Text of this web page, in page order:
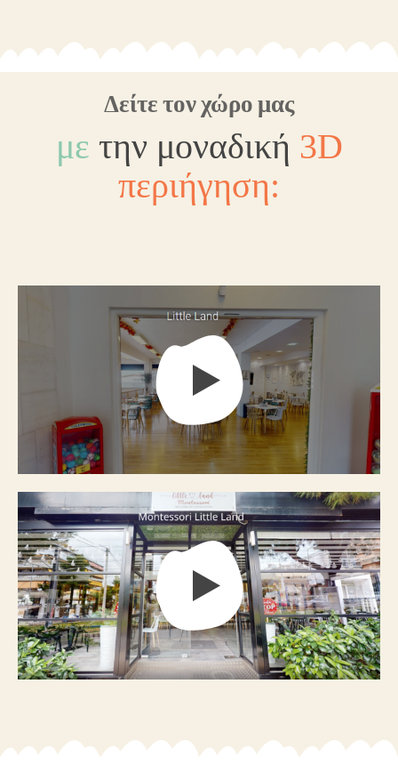
Δείτε τον χώρο μας
με την μοναδική 3D
περιήγηση: